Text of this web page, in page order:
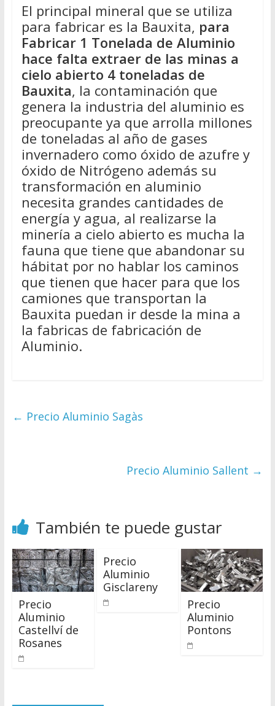
El principal mineral que se utiliza
para fabricar es la Bauxita, para
Fabricar 1 Tonelada de Aluminio
hace falta extraer de las minas a
cielo abierto 4 toneladas de
Bauxita, la contaminación que
genera la industria del aluminio es
preocupante ya que arrolla millones
de toneladas al año de gases
invernadero como óxido de azufre y
óxido de Nitrógeno además su
transformación en aluminio
necesita grandes cantidades de
energía y agua, al realizarse la
minería a cielo abierto es mucha la
fauna que tiene que abandonar su
hábitat por no hablar los caminos
que tienen que hacer para que los
camiones que transportan la
Bauxita puedan ir desde la mina a
la fabricas de fabricación de
Aluminio.
← Precio Aluminio Sagàs
Precio Aluminio Sallent →
También te puede gustar
Precio
Aluminio
Castellví de
Rosanes
Precio
Aluminio
Gisclareny
Precio
Aluminio
Pontons